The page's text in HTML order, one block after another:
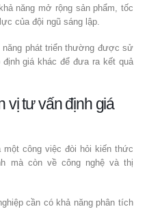
năng mở rộng sản phẩm, tốc
của đội ngũ sáng lập.
năng phát triển thường được sử
giá khác để đưa ra kết quả
vị tư vấn định giá
một công việc đòi hỏi kiến thức
mà còn về công nghệ và thị
cần có khả năng phân tích